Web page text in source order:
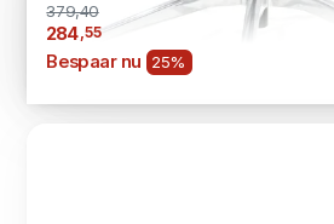
379,40
284 ,55
Bespaar nu 25%